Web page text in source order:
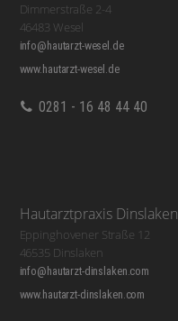
Dimmerstraße 2-4
46483 Wesel
info@hautarzt-wesel.de
www.hautarzt-wesel.de
0281 - 16 48 44 40
Hautarztpraxis Dinslaken
Eppinghovener Straße 12
46535 Dinslaken
info@hautarzt-dinslaken.com
www.hautarzt-dinslaken.com